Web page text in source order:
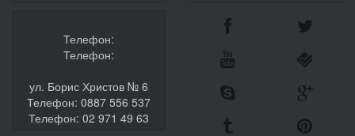
Телефон:
Телефон:
ул. Борис Христов № 6
Телефон: 0887 556 537
Телефон: 02 971 49 63